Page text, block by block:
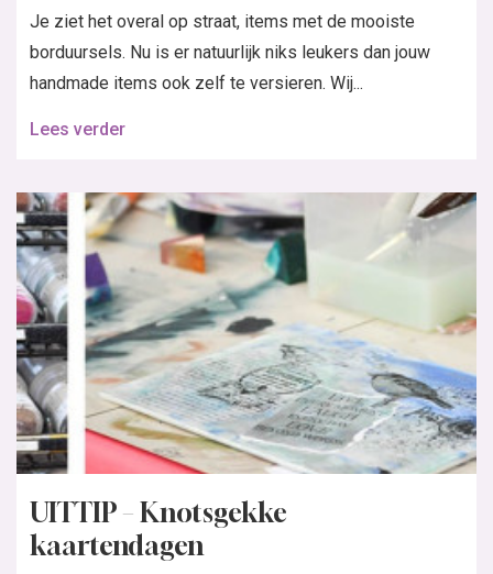
Je ziet het overal op straat, items met de mooiste
borduursels. Nu is er natuurlijk niks leukers dan jouw
handmade items ook zelf te versieren. Wij...
Lees verder
UITTIP – Knotsgekke
kaartendagen